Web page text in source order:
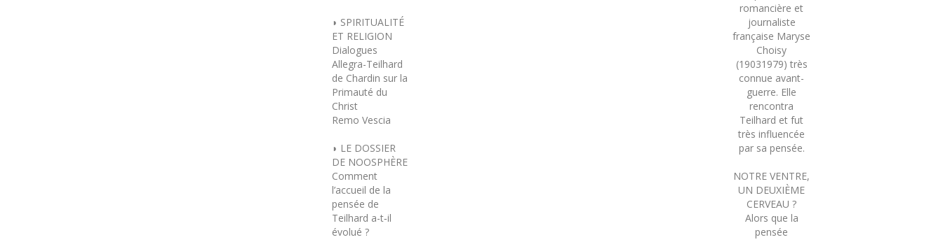
◗ SPIRITUALITÉ
ET RELIGION
Dialogues
Allegra-Teilhard
de Chardin sur la
Primauté du
Christ
Remo Vescia
◗ LE DOSSIER
DE NOOSPHÈRE
Comment
l’accueil de la
pensée de
Teilhard a-t‑il
évolué ?
romancière et
journaliste
française Maryse
Choisy
(19031979) très
connue avant-
guerre. Elle
rencontra
Teilhard et fut
très influencée
par sa pensée.
NOTRE VENTRE,
UN DEUXIÈME
CERVEAU ?
Alors que la
pensée